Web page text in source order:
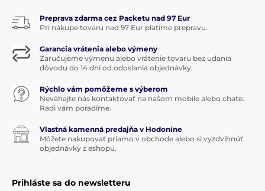
Preprava zdarma cez Packetu nad 97 Eur
Pri nákupe tovaru nad 97 Eur platíme prepravu.
Garancia vrátenia alebo výmeny
Zaručujeme výmenu alebo vrátenie tovaru bez udania
dôvodu do 14 dní od odoslania objednávky.
Rýchlo vám pomôžeme s výberom
Neváhajte nás kontaktovať na našom mobile alebo chate.
Radi vám poradíme.
Vlastná kamenná predajňa v Hodoníne
Môžete nakupovať priamo v obchode alebo si vyzdvihnúť
objednávky z eshopu.
Prihláste sa do newsletteru